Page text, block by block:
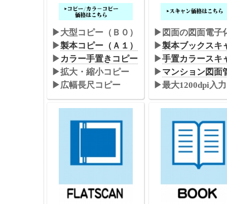
2021/09/14 ▶カラー名刺印刷追加
2022/03/07 ▶パプール用紙取り扱い中止
2022/02/07 ▶弊社サービスの価格表へのナビゲ
2021/09/14 ▶高精度CAD印刷のページを追加しま
2021/08/02 ▶弊社駐車場の住所案内を追記。ナ
2021/08/02 ▶おしらせ・告知欄設置
＜時短営業のお知らせ＞
▶大型コピー（Ｂ０）
▶製本コピー（Ａ１）
▶ カラー手置きコピー
▶拡大・縮小コピー
▶広幅長尺コピー
▶図面の図面電子
▶製本ブックスキ
▶手置カラースキ
▶マンション図面
▶最大1200dpi入力